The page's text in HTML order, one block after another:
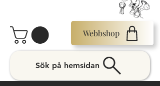
Webbshop
Sök på hemsidan